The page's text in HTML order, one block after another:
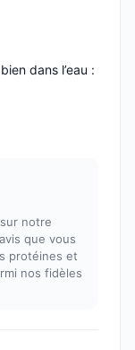
dans l’eau :
notre
que vous
protéines et
nos fidèles